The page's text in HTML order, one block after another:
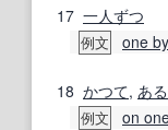
17 一人ずつ
例文 one
18 かつて, あ
例文 on